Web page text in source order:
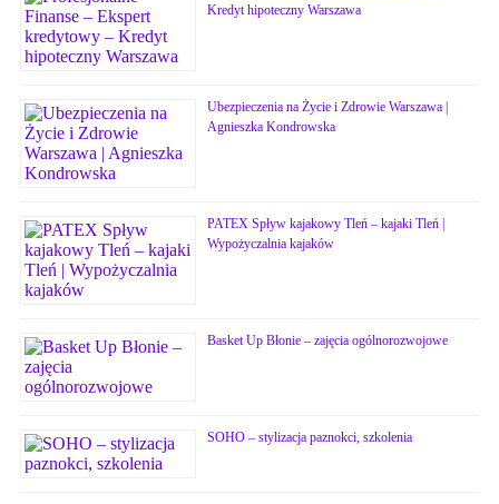
Kredyt hipoteczny Warszawa
Ubezpieczenia na Życie i Zdrowie Warszawa |
Agnieszka Kondrowska
PATEX Spływ kajakowy Tleń – kajaki Tleń |
Wypożyczalnia kajaków
Basket Up Błonie – zajęcia ogólnorozwojowe
SOHO – stylizacja paznokci, szkolenia